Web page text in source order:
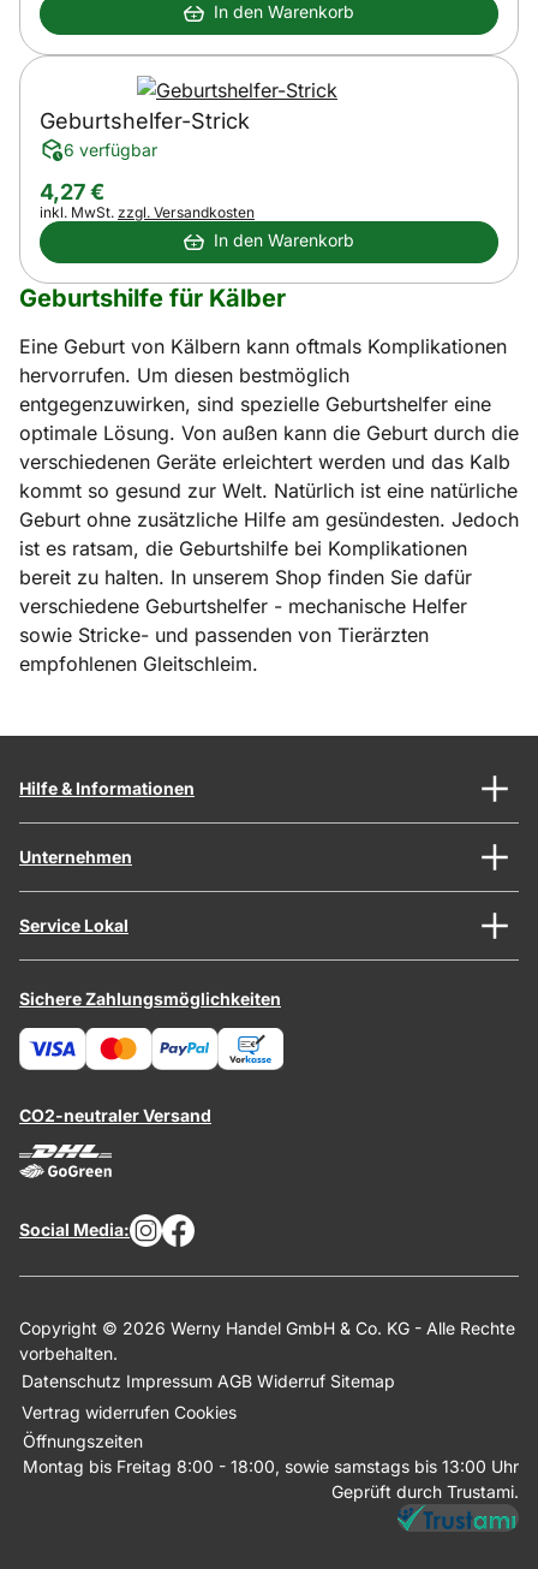
In den Warenkorb
Geburtshelfer-Strick
6 verfügbar
4,27€
Steuerhinweis:
inkl. MwSt. zzgl. Versandkosten
In den Warenkorb
Geburtshilfe für Kälber
Eine Geburt von Kälbern kann oftmals Komplikationen
hervorrufen. Um diesen bestmöglich
entgegenzuwirken, sind spezielle Geburtshelfer eine
optimale Lösung. Von außen kann die Geburt durch die
verschiedenen Geräte erleichtert werden und das Kalb
kommt so gesund zur Welt. Natürlich ist eine natürliche
Geburt ohne zusätzliche Hilfe am gesündesten. Jedoch
ist es ratsam, die Geburtshilfe bei Komplikationen
bereit zu halten. In unserem Shop finden Sie dafür
verschiedene Geburtshelfer - mechanische Helfer
sowie Stricke- und passenden von Tierärzten
empfohlenen Gleitschleim.
Hilfe & Informationen
Unternehmen
Service Lokal
Sichere Zahlungsmöglichkeiten
CO2-neutraler Versand
Social Media:
Copyright © 2026 Werny Handel GmbH & Co. KG - Alle Rechte
vorbehalten.
Datenschutz Impressum AGB Widerruf Sitemap
Vertrag widerrufen Cookies
Öffnungszeiten
Montag bis Freitag 8:00 - 18:00, sowie samstags bis 13:00 Uhr
Geprüft durch Trustami.